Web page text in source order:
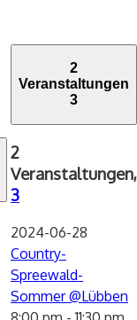
2
Veranstaltungen
3
2
Veranstaltungen,
3
2024-06-28
Country-
Spreewald-
Sommer @Lübben